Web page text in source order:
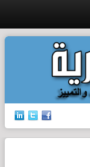
جرائم الشرف
إدانات ضد القتل